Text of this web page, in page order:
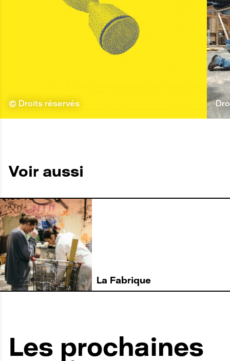
© Droits réservés
A
C
R
E
Voir aussi
La Fabrique
A
Les prochaines